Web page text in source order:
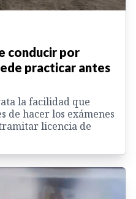
conducir por
practicar antes
la facilidad que
de hacer los exámenes
licencia de